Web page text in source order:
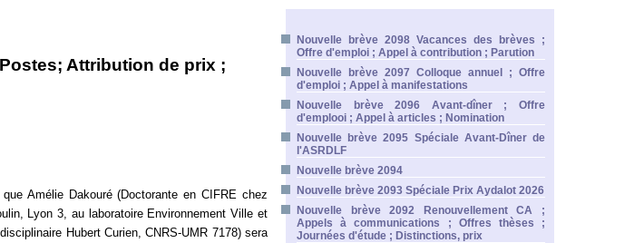
Attribution de prix ;
Amélie Dakouré (Doctorante en CIFRE chez
Lyon 3, au laboratoire Environnement Ville et
Hubert Curien, CNRS-UMR 7178) sera
Nouvelle brève 2098 Vacances des brèves ;
Offre d'emploi ; Appel à contribution ; Parution
Nouvelle brève 2097 Colloque annuel ; Offre
d'emploi ; Appel à manifestations
Nouvelle brève 2096 Avant-dîner ; Offre
d'emplooi ; Appel à articles ; Nomination
Nouvelle brève 2095 Spéciale Avant-Dîner de
l'ASRDLF
Nouvelle brève 2094
Nouvelle brève 2093 Spéciale Prix Aydalot 2026
Nouvelle brève 2092 Renouvellement CA ;
Appels à communications ; Offres thèses ;
Journées d'étude ; Distinctions, prix